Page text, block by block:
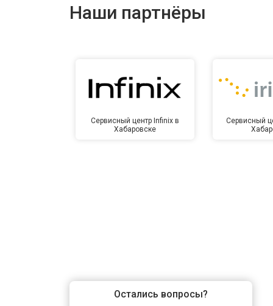
Наши партнёры
Сервисный центр Infinix в
Хабаровске
Сервисный
Остались вопросы?